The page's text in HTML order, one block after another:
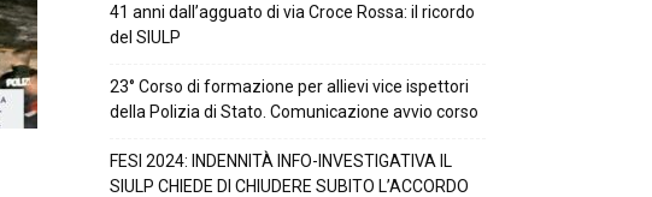
41 anni dall’agguato di via Croce Rossa: il ricordo
del SIULP
23° Corso di formazione per allievi vice ispettori
della Polizia di Stato. Comunicazione avvio corso
FESI 2024: INDENNITÀ INFO-INVESTIGATIVA IL
SIULP CHIEDE DI CHIUDERE SUBITO L’ACCORDO